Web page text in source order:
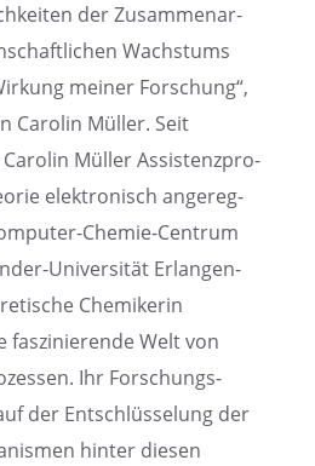
der Zusam­men­ar­
Wachs­tums
meiner Forschung“,
Carolin Müller. Seit
Müller Assis­tenz­pro­
elektro­nisch angereg­
Chemie-Centrum
Univer­si­tät Erlan­gen-
Chemi­ke­rin
faszi­nie­rende Welt von
Ihr Forschungs­
der Entschlüs­se­lung der
hinter diesen